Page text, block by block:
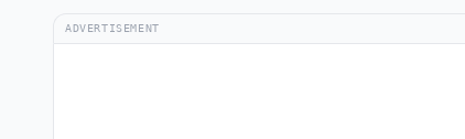
ADVERTISEMENT